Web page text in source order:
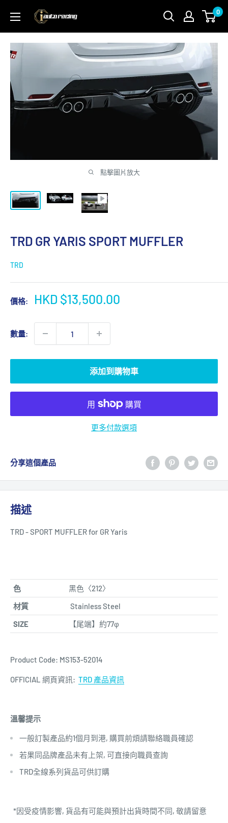
內
Centre
0
點擊圖片放大
TRD GR YARIS SPORT MUFFLER
TRD
價格:
優
價
格
HKD $13,500.00
數量:
添加到購物車
更多付款選項
分享這個產品
描述
TRD - SPORT MUFFLER for GR Yaris
色 黑色 〈212〉
材質
Stainless Steel
SIZE
【尾端】約77φ
Product Code: MS153-52014
OFFICIAL 網頁資訊: TRD 產品資訊
溫馨提示
一般訂製產品約1個月到港, 購買前煩請聯絡職員確認
若果同品牌產品未有上架, 可直接向職員查詢
TRD全線系列貨品可供訂購
*因受疫情影響, 貨品有可能與預計出貨時間不同, 敬請留意